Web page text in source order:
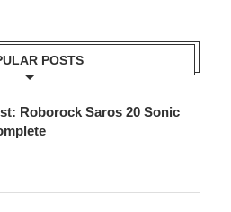
POSTS
Roborock Saros 20 Sonic